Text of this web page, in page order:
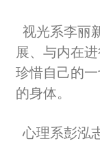
视光系李丽
展、与内在
珍惜自己的
的身体。
心理系彭泓